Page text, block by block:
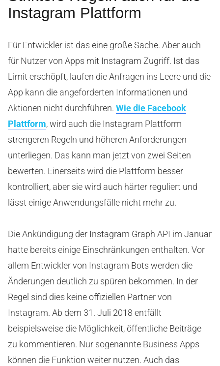
Instagram Plattform
Für Entwickler ist das eine große Sache. Aber auch
für Nutzer von Apps mit Instagram Zugriff. Ist das
Limit erschöpft, laufen die Anfragen ins Leere und die
App kann die angeforderten Informationen und
Aktionen nicht durchführen. Wie die Facebook
Plattform, wird auch die Instagram Plattform
strengeren Regeln und höheren Anforderungen
unterliegen. Das kann man jetzt von zwei Seiten
bewerten. Einerseits wird die Plattform besser
kontrolliert, aber sie wird auch härter reguliert und
lässt einige Anwendungsfälle nicht mehr zu.
Die Ankündigung der Instagram Graph API im Januar
hatte bereits einige Einschränkungen enthalten. Vor
allem Entwickler von Instagram Bots werden die
Änderungen deutlich zu spüren bekommen. In der
Regel sind dies keine offiziellen Partner von
Instagram. Ab dem 31. Juli 2018 entfällt
beispielsweise die Möglichkeit, öffentliche Beiträge
zu kommentieren. Nur sogenannte Business Apps
können die Funktion weiter nutzen. Auch das